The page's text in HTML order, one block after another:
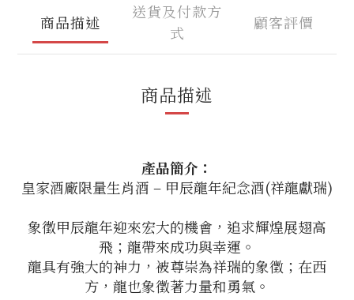
商品描述
送貨及付款方
式
顧客評價
商品描述
產品簡介：
皇家酒廠限量生肖酒 – 甲辰龍年紀念酒(祥龍獻瑞)
象徵甲辰龍年迎來宏大的機會，追求輝煌展翅高
飛；龍帶來成功與幸運。
龍具有強大的神力，被尊崇為祥瑞的象徵；在西
方，龍也象徵著力量和勇氣。